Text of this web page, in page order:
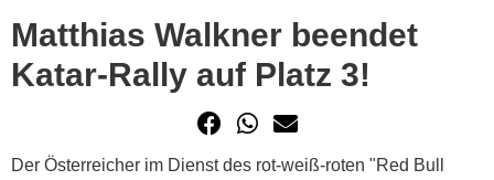
Matthias Walkner beendet
Katar-Rally auf Platz 3!
Der Österreicher im Dienst des rot-weiß-roten "Red Bull